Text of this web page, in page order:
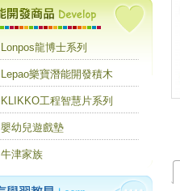
Lonpos龍博士系列
Lepao樂寶潛能開發積木
KLIKKO工程智慧片系列
嬰幼兒遊戲墊
牛津家族